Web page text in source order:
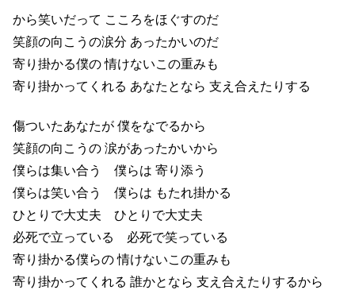
から笑いだって こころをほぐすのだ
笑顔の向こうの涙分 あったかいのだ
寄り掛かる僕の 情けないこの重みも
寄り掛かってくれる あなたとなら 支え合えたりする
傷ついたあなたが 僕をなでるから
笑顔の向こうの 涙があったかいから
僕らは集い合う 僕らは 寄り添う
僕らは笑い合う 僕らは もたれ掛かる
ひとりで大丈夫 ひとりで大丈夫
必死で立っている 必死で笑っている
寄り掛かる僕らの 情けないこの重みも
寄り掛かってくれる 誰かとなら 支え合えたりするから